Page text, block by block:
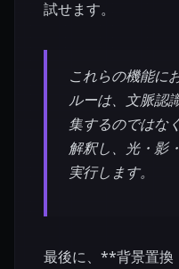
試せます。
これらの機能に
ルーは、文脈認
集するのではな
解釈し、光・影
実行します。
最後に、**背景置